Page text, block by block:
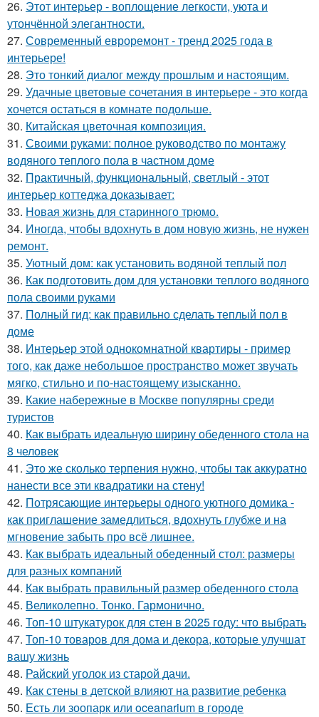
26. Этот интерьер - воплощение легкости, уюта и
утончённой элегантности.
27. Современный евроремонт - тренд 2025 года в
интерьере!
28. Это тонкий диалог между прошлым и настоящим.
29. Удачные цветовые сочетания в интерьере - это когда
хочется остаться в комнате подольше.
30. Китайская цветочная композиция.
31. Своими руками: полное руководство по монтажу
водяного теплого пола в частном доме
32. Практичный, функциональный, светлый - этот
интерьер коттеджа доказывает:
33. Новая жизнь для старинного трюмо.
34. Иногда, чтобы вдохнуть в дом новую жизнь, не нужен
ремонт.
35. Уютный дом: как установить водяной теплый пол
36. Как подготовить дом для установки теплого водяного
пола своими руками
37. Полный гид: как правильно сделать теплый пол в
доме
38. Интерьер этой однокомнатной квартиры - пример
того, как даже небольшое пространство может звучать
мягко, стильно и по-настоящему изысканно.
39. Какие набережные в Москве популярны среди
туристов
40. Как выбрать идеальную ширину обеденного стола на
8 человек
41. Это же сколько терпения нужно, чтобы так аккуратно
нанести все эти квадратики на стену!
42. Потрясающие интерьеры одного уютного домика -
как приглашение замедлиться, вдохнуть глубже и на
мгновение забыть про всё лишнее.
43. Как выбрать идеальный обеденный стол: размеры
для разных компаний
44. Как выбрать правильный размер обеденного стола
45. Великолепно. Тонко. Гармонично.
46. Топ-10 штукатурок для стен в 2025 году: что выбрать
47. Топ-10 товаров для дома и декора, которые улучшат
вашу жизнь
48. Райский уголок из старой дачи.
49. Как стены в детской влияют на развитие ребенка
50. Есть ли зоопарк или oceanarium в городе